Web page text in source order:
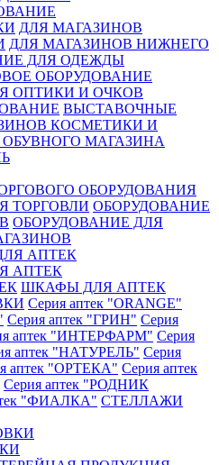
ДЛЯ МАГАЗИНОВ
ДЛЯ МАГАЗИНОВ НИЖНЕГО
ДЛЯ ОДЕЖДЫ
ОБОРУДОВАНИЕ
ОПТИКИ И ОЧКОВ
ВЫСТАВОЧНЫЕ
КОСМЕТИКИ И
ОБУВНОГО МАГАЗИНА
ОБОРУДОВАНИЯ
ТОРГОВЛИ ОБОРУДОВАНИЕ
ОБОРУДОВАНИЕ ДЛЯ
АПТЕК
ШКАФЫ ДЛЯ АПТЕК
Серия аптек "ORANGE"
Серия аптек "ГРИН" Серия
аптек "ИНТЕРФАРМ" Серия
аптек "НАТУРЕЛЬ" Серия
аптек "ОРТЕКА" Серия аптек
Серия аптек "РОДНИК
"ФИАЛКА" СТЕЛЛАЖИ